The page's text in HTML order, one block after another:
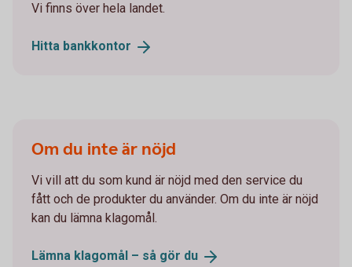
Vi finns över hela landet.
Hitta bankkontor
Om du inte är nöjd
Vi vill att du som kund är nöjd med den service du
fått och de produkter du använder. Om du inte är nöjd
kan du lämna klagomål.
Lämna klagomål – så gör du